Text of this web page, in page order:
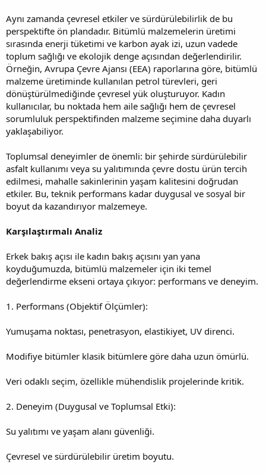
Aynı zamanda çevresel etkiler ve sürdürülebilirlik de bu
perspektifte ön plandadır. Bitümlü malzemelerin üretimi
sırasında enerji tüketimi ve karbon ayak izi, uzun vadede
toplum sağlığı ve ekolojik denge açısından değerlendirilir.
Örneğin, Avrupa Çevre Ajansı (EEA) raporlarına göre, bitümlü
malzeme üretiminde kullanılan petrol türevleri, geri
dönüştürülmediğinde çevresel yük oluşturuyor. Kadın
kullanıcılar, bu noktada hem aile sağlığı hem de çevresel
sorumluluk perspektifinden malzeme seçimine daha duyarlı
yaklaşabiliyor.
Toplumsal deneyimler de önemli: bir şehirde sürdürülebilir
asfalt kullanımı veya su yalıtımında çevre dostu ürün tercih
edilmesi, mahalle sakinlerinin yaşam kalitesini doğrudan
etkiler. Bu, teknik performans kadar duygusal ve sosyal bir
boyut da kazandırıyor malzemeye.
Karşılaştırmalı Analiz
Erkek bakış açısı ile kadın bakış açısını yan yana
koyduğumuzda, bitümlü malzemeler için iki temel
değerlendirme ekseni ortaya çıkıyor: performans ve deneyim.
1. Performans (Objektif Ölçümler):
Yumuşama noktası, penetrasyon, elastikiyet, UV direnci.
Modifiye bitümler klasik bitümlere göre daha uzun ömürlü.
Veri odaklı seçim, özellikle mühendislik projelerinde kritik.
2. Deneyim (Duygusal ve Toplumsal Etki):
Su yalıtımı ve yaşam alanı güvenliği.
Çevresel ve sürdürülebilir üretim boyutu.